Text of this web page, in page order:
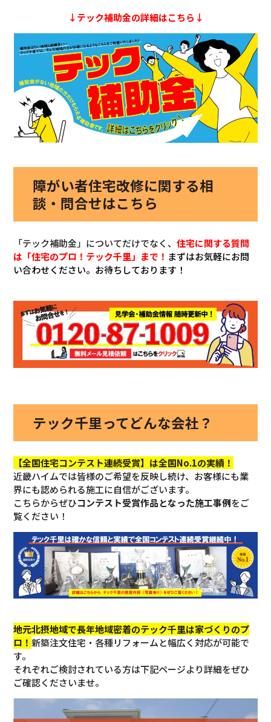
↓テック補助金の詳細はこちら↓
障がい者住宅改修に関する相
談・問合せはこちら
「テック補助金」についてだけでなく、住宅に関する質問
は「住宅のプロ！テック千里」まで！ まずはお気軽にお問
い合わせください。お待ちしております！
テック千里ってどんな会社？
【全国住宅コンテスト連続受賞】は全国No.1の実績！
近畿ハイムでは皆様のご希望を反映し続け、お客様にも業
界にも認められる施工に自信がございます。
こちらからぜひコンテスト受賞作品となった施工事例をご
覧ください！
地元北摂地域で長年地域密着のテック千里は家づくりのプ
ロ！新築注文住宅・各種リフォームと幅広く対応が可能で
す。
それぞれご検討されている方は下記ページより詳細をぜひ
ご確認くださいませ。